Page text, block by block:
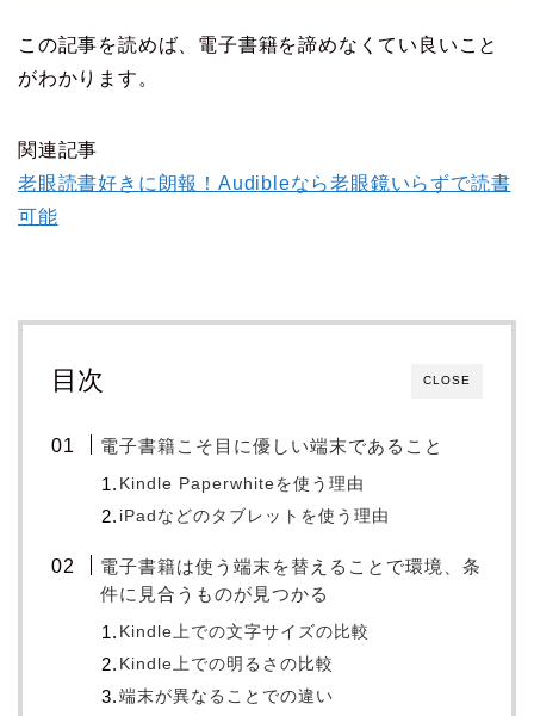
この記事を読めば、電子書籍を諦めなくてい良いこと
がわかります。
関連記事
老眼読書好きに朗報！Audibleなら老眼鏡いらずで読書
可能
CLOSE
目次
電子書籍こそ目に優しい端末であること
Kindle Paperwhiteを使う理由
iPadなどのタブレットを使う理由
電子書籍は使う端末を替えることで環境、条
件に見合うものが見つかる
Kindle上での文字サイズの比較
Kindle上での明るさの比較
端末が異なることでの違い